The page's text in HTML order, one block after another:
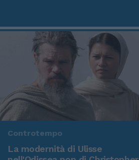
Controtempo
La modernità di Ulisse